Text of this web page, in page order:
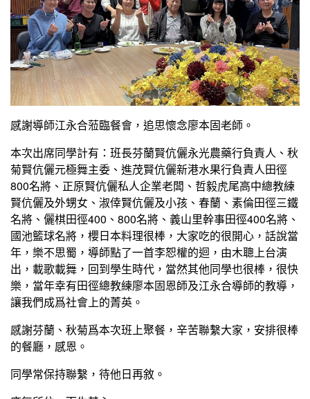
感謝導師江永合蒞臨餐會，追思懷念廖本固老師。
本次出席同學計有：班長芬蘭賢伉儷永光農藥行負責人、秋
菊賢伉儷元極舞主委、進茂賢伉儷新港水果行負責人田徑
800名將、正原賢伉儷私人企業老闆、哲毅虎尾高中總教練
賢伉儷及外甥女、淑倖賢伉儷及小孩、春蘭、素倫田徑三鐵
名將、儷棋田徑400、800名將、義山里幹事田徑400名將、
國池籃球名將，櫻日本料理很棒，大家吃的很開心，話說當
年，樂不思蜀，導師點了一首李恕權的迴，由木聰上台演
出，載歌載舞，回到學生時代，當然其他同學也很棒，很快
樂，當年幸有田徑總教練廖本固恩師及江永合導師的教導，
讓我們成爲社會上的菁英。
感謝芬蘭、秋菊爲本次班上聚餐，辛苦聯繫大家，安排很棒
的餐廳，感恩。
同學常保持聯繫，待他日再敘。